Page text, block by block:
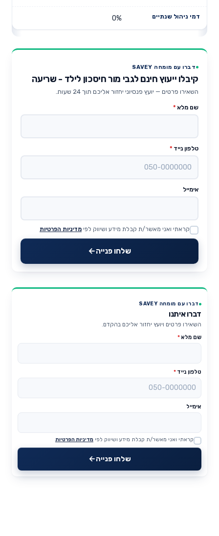
0%
דברו עם מומחה SAVEY
קיבלו ייעוץ חינם לגבי מור חיסכון לילד - שריעה
השאירו פרטים — יועץ פנסיוני יחזור אליכם תוך 24 שעות.
שם מלא *
טלפון נייד *
אימייל
Website
קראתי ואני מאשר/ת קבלת מידע ושיווק לפי מדיניות הפרטיות
שלחו פנייה
דברו עם מומחה SAVEY
דברו איתנו
השאירו פרטים ויועץ יחזור אליכם בהקדם.
שם מלא*
טלפון נייד *
אימייל
Website
קראתי ואני מאשר/ת קבלת מידע ושיווק לפי מדיניות הפרטיות
שלחו פנייה